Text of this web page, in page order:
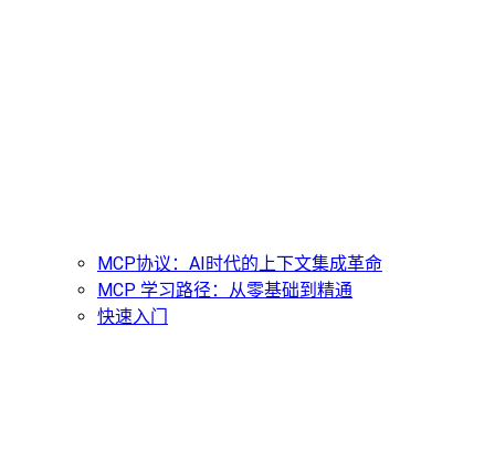
MCP协议：AI时代的上下文集成革命
MCP 学习路径：从零基础到精通
快速入门